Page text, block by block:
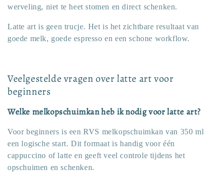
werveling, niet te heet stomen en direct schenken.
Latte art is geen trucje. Het is het zichtbare resultaat van
goede melk, goede espresso en een schone workflow.
Veelgestelde vragen over latte art voor
beginners
Welke melkopschuimkan heb ik nodig voor latte art?
Voor beginners is een RVS melkopschuimkan van 350 ml
een logische start. Dit formaat is handig voor één
cappuccino of latte en geeft veel controle tijdens het
opschuimen en schenken.